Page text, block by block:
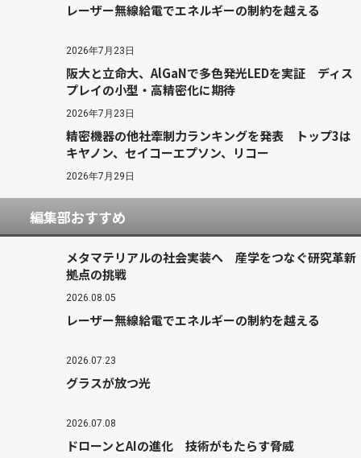
レーザー無線給電でエネルギーの制約を越える
2026年7月23日
阪大と立命大、AlGaNで多色発光LEDを実証 ディス
プレイの小型・高精密化に期待
2026年7月23日
精密機器の他社牽制力ランキングを発表 トップ3は
キヤノン、セイコーエプソン、リコー
2026年7月29日
編集部おすすめ
メタマテリアルの社会実装へ 産学をつなぐ研究革新
拠点の挑戦
2026.08.05
レーザー無線給電でエネルギーの制約を越える
2026.07.23
グラスが放つ光
2026.07.08
ドローンとAIの進化 技術がもたらす脅威